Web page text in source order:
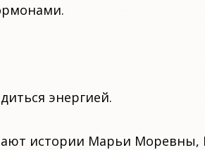
энергией.
истории Марьи Моревны,